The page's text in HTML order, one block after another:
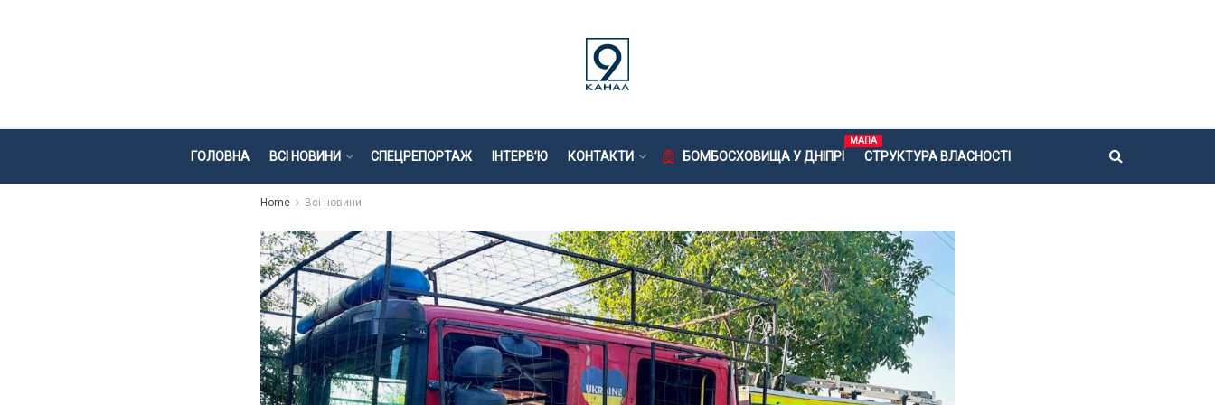
ГОЛОВНА ВСІ НОВИНИ СПЕЦРЕПОРТАЖ ІНТЕРВ’Ю КОНТАКТИ БОМБОСХОВИЩА У ДНІПРІ
МАПА
СТРУКТУРА ВЛАСНОСТІ
Home Всі новини